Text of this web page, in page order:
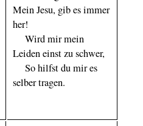
Mein Jesu, gib es immer
her!
Wird mir mein
Leiden einst zu schwer,
So hilfst du mir es
selber tragen.